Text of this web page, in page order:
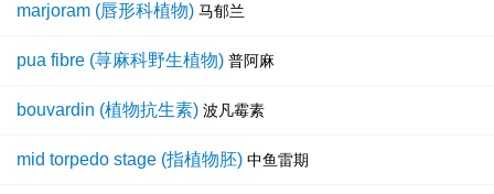
marjoram (唇形科植物) 马郁兰
pua fibre (荨麻科野生植物) 普阿麻
bouvardin (植物抗生素) 波凡霉素
mid torpedo stage (指植物胚) 中鱼雷期